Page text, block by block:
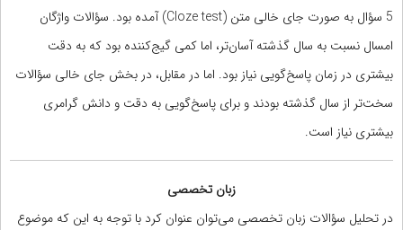
5 سؤال به صورت جای خالی متن (Cloze test) آمده بود. سؤالات واژگان
امسال نسبت به سال گذشته آسان‌تر، اما کمی گیج‌کننده بود که به دقت
بیشتری در زمان پاسخ‌گویی نیاز بود. اما در مقابل، در بخش جای خالی سؤالات
سخت‌‌تر از سال گذشته بودند و برای پاسخ‌گویی به دقت و دانش گرامری
بیشتری نیاز است.
زبان تخصصی
در تحلیل سؤالات زبان تخصصی می‌توان عنوان کرد با توجه به این که موضوع